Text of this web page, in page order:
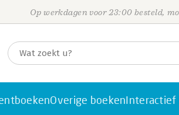
Op werkdagen voor 23:00 besteld,
Overige boekenInteractief